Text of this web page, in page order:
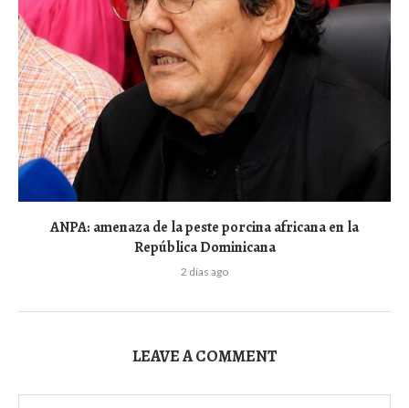
ANPA: amenaza de la peste porcina africana en la
República Dominicana
2 días ago
LEAVE A COMMENT